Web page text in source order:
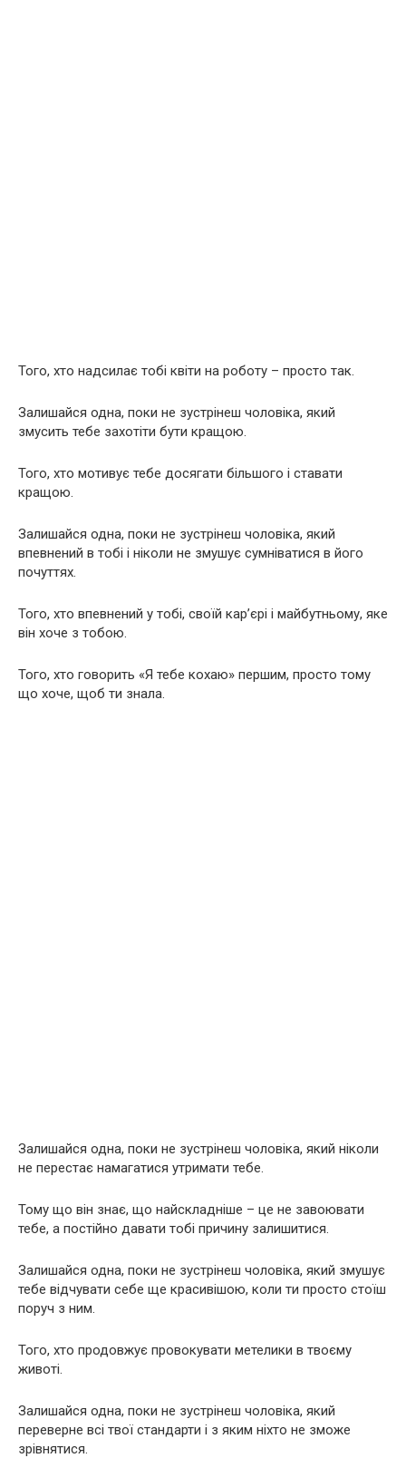
Того, хто надсилає тобі квіти на роботу – просто так.
Залишайся одна, поки не зустрінеш чоловіка, який
змусить тебе захотіти бути кращою.
Того, хто мотивує тебе досягати більшого і ставати
кращою.
Залишайся одна, поки не зустрінеш чоловіка, який
впевнений в тобі і ніколи не змушує сумніватися в його
почуттях.
Того, хто впевнений у тобі, своїй кар’єрі і майбутньому, яке
він хоче з тобою.
Того, хто говорить «Я тебе кохаю» першим, просто тому
що хоче, щоб ти знала.
Залишайся одна, поки не зустрінеш чоловіка, який ніколи
не перестає намагатися утримати тебе.
Тому що він знає, що найскладніше – це не завоювати
тебе, а постійно давати тобі причину залишитися.
Залишайся одна, поки не зустрінеш чоловіка, який змушує
тебе відчувати себе ще красивішою, коли ти просто стоїш
поруч з ним.
Того, хто продовжує провокувати метелики в твоєму
животі.
Залишайся одна, поки не зустрінеш чоловіка, який
переверне всі твої стандарти і з яким ніхто не зможе
зрівнятися.